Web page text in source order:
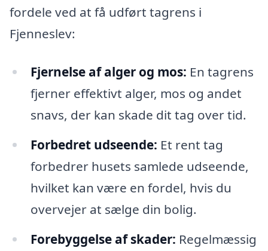
fordele ved at få udført tagrens i
Fjenneslev:
Fjernelse af alger og mos: En tagrens
fjerner effektivt alger, mos og andet
snavs, der kan skade dit tag over tid.
Forbedret udseende: Et rent tag
forbedrer husets samlede udseende,
hvilket kan være en fordel, hvis du
overvejer at sælge din bolig.
Forebyggelse af skader: Regelmæssig